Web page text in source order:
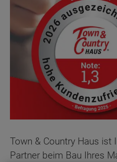
Town & Country Haus ist
Partner beim Bau Ihres